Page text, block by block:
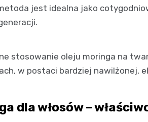
jest idealna jako
stosowanie oleju moringa na
w postaci bardziej nawilżonej,
dla włosów –